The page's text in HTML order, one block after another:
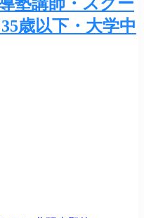
塾講師・スクー
歳以下・大学中